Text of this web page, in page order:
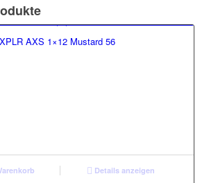
AXS 1×12 Mustard 56
Details anzeigen